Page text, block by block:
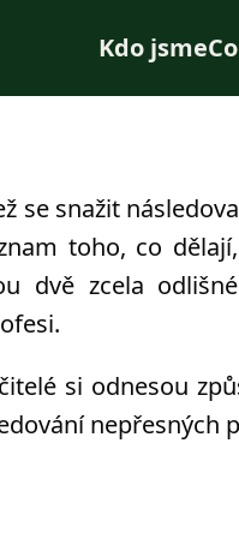
Kdo jsme
se snažit
toho, co
dvě zcela
si odnesou
nepřesných